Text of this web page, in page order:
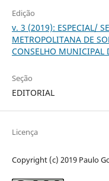
Edição
v. 3 (2019): ESPECIAL/
METROPOLITANA DE
CONSELHO MUNICIPAL
Seção
EDITORIAL
Licença
Copyright (c) 2019 Paulo